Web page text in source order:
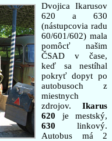
Dvojica Ikarusov
620 a 630
(nástupcovia radu
60/601/602) mala
pomôcť našim
ČSAD v čase,
keď sa nestíhal
pokryť dopyt po
autobusoch z
miestnych
zdrojov. Ikarus
620 je mestský,
630 linkový.
Autobus má 2